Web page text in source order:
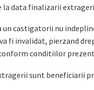
la data finalizarii
un castigatorii nu
fi invalidat, pierzand
conditiilor
sunt beneficiarii